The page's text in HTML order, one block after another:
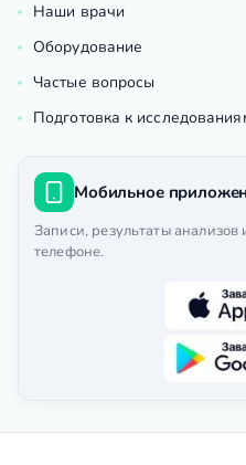
Наши врачи
Оборудование
Частые вопросы
Подготовка к
Мобильное
Записи, результаты анализов
телефоне.